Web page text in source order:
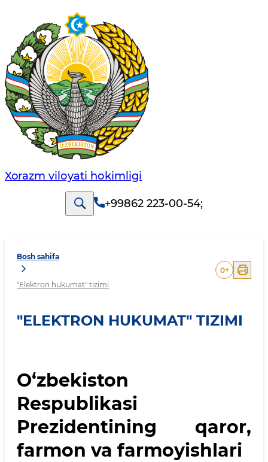
Xorazm vilоyati hоkimligi
+99862 223-00-54;
Bosh sahifa
"Elektron hukumat" tizimi
0+
"ELEKTRON HUKUMAT" TIZIMI
O‘zbekiston
Respublikasi
Prezidentining qaror,
farmon va farmoyishlari